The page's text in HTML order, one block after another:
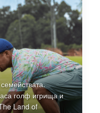
голф игрища и
Land of